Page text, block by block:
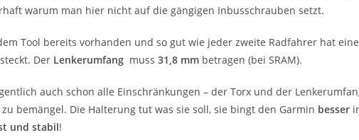
warum man hier nicht auf die gängigen Inbusschrauben setzt.
Tool bereits vorhanden und so gut wie jeder zweite Radfahrer hat
Der Lenkerumfang muss 31,8 mm betragen (bei SRAM).
auch schon alle Einschränkungen – der Torx und der
bemängel. Die Halterung tut was sie soll, sie bingt den Garmin besser
und stabil!